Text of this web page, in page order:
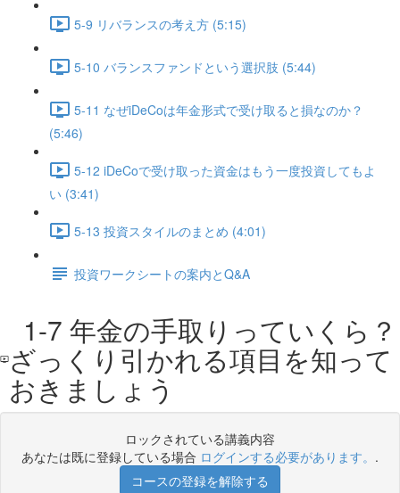
5-9 リバランスの考え方 (5:15)
5-10 バランスファンドという選択肢 (5:44)
5-11 なぜiDeCoは年金形式で受け取ると損なのか？
(5:46)
5-12 iDeCoで受け取った資金はもう一度投資してもよ
い (3:41)
5-13 投資スタイルのまとめ (4:01)
投資ワークシートの案内とQ&A
1-7 年金の手取りっていくら？
ざっくり引かれる項目を知って
おきましょう
ロックされている講義内容
あなたは既に登録している場合 ログインする必要があります。 .
コースの登録を解除する